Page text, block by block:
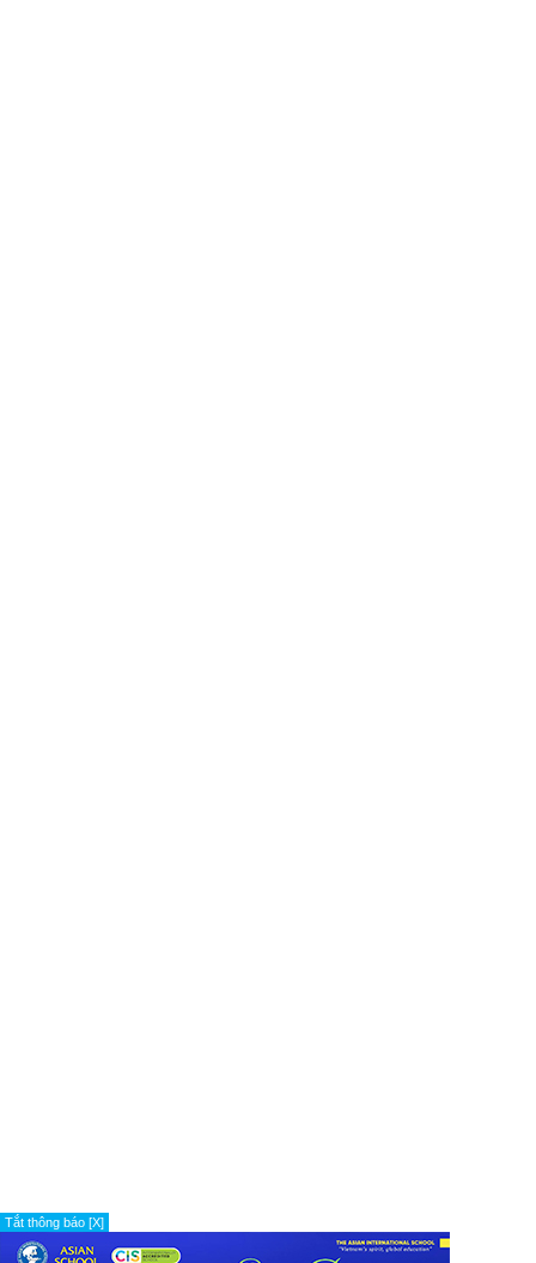
Tắt thông báo [X]